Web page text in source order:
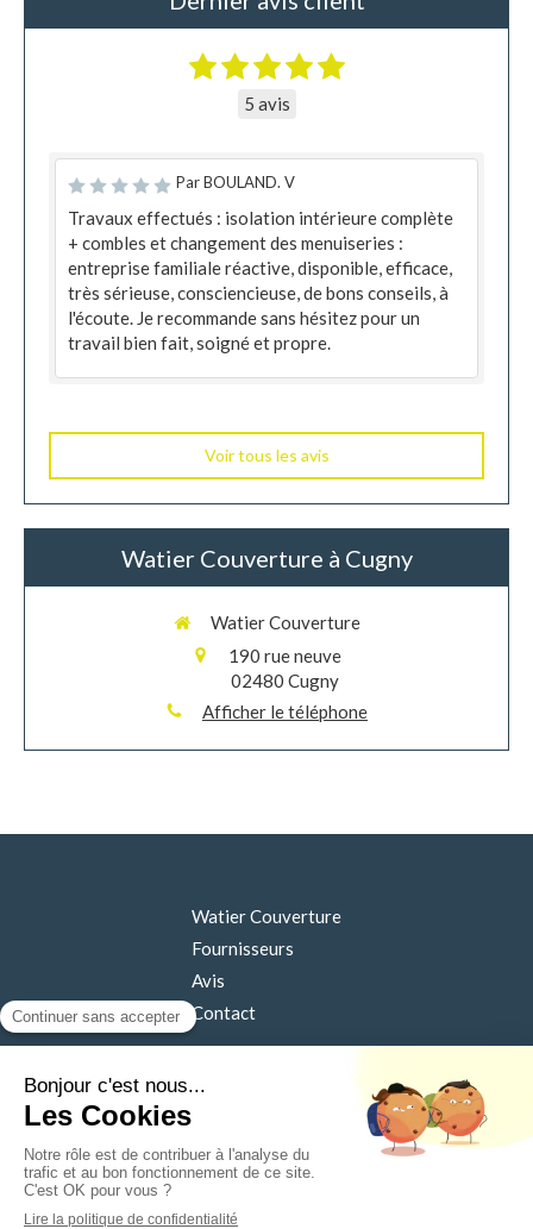
5 avis
Par BOULAND. V
Travaux effectués : isolation intérieure complète
+ combles et changement des menuiseries :
entreprise familiale réactive, disponible, efficace,
très sérieuse, consciencieuse, de bons conseils, à
l'écoute. Je recommande sans hésitez pour un
travail bien fait, soigné et propre.
Voir tous les avis
Watier Couverture à Cugny
Watier Couverture
190 rue neuve
02480 Cugny
Afficher le téléphone
Watier Couverture
Fournisseurs
Avis
Contact
©2019 Watier Couverture - Couverture, Isolation,
Mentions légales